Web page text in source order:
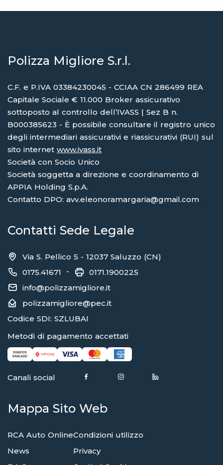
Polizza Migliore S.r.l.
C.F. e P.IVA 03384230045 - CCIAA CN 286499 REA
Capitale Sociale € 11.000 Broker assicurativo
sottoposto al controllo dell’IVASS | Sez B n.
B000385623 - È possibile consultare il registro unico
degli intermediari assicurativi e riassicurativi (RUI) sul
sito internet www.ivass.it
Società con Socio Unico
Società soggetta a direzione e coordinamento di
APPIA Holding S.p.A.
Contatto DPO: avv.eleonoramargaria@gmail.com
Contatti Sede Legale
Via S. Pellico 5 - 12037 Saluzzo (CN)
0175.41671 -
0171.1900225
info@polizzamigliore.it
polizzamigliore@pec.it
Codice SDI: SZLUBAI
Metodi di pagamento accettati
Canali social
Mappa Sito Web
RCA Auto Online
News
Condizioni utilizzo
Privacy